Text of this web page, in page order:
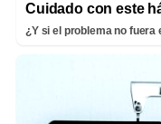
Cuidado con este
¿Y si el problema no fuera